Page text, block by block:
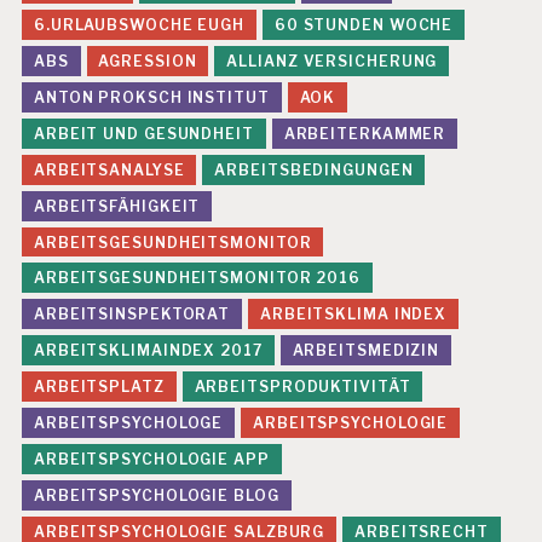
G
E
S
U
N
D
H
EI
T
S
S
C
H
U
T
Z
M
A
N
A
G
E
6.URLAUBSWOCHE EUGH
60 STUNDEN WOCHE
ABS
AGRESSION
ALLIANZ VERSICHERUNG
ANTON PROKSCH INSTITUT
AOK
ARBEIT UND GESUNDHEIT
ARBEITERKAMMER
ARBEITSANALYSE
ARBEITSBEDINGUNGEN
ARBEITSFÄHIGKEIT
ARBEITSGESUNDHEITSMONITOR
ARBEITSGESUNDHEITSMONITOR 2016
ARBEITSINSPEKTORAT
ARBEITSKLIMA INDEX
ARBEITSKLIMAINDEX 2017
ARBEITSMEDIZIN
ARBEITSPLATZ
ARBEITSPRODUKTIVITÄT
ARBEITSPSYCHOLOGE
ARBEITSPSYCHOLOGIE
ARBEITSPSYCHOLOGIE APP
ARBEITSPSYCHOLOGIE BLOG
ARBEITSPSYCHOLOGIE SALZBURG
ARBEITSRECHT